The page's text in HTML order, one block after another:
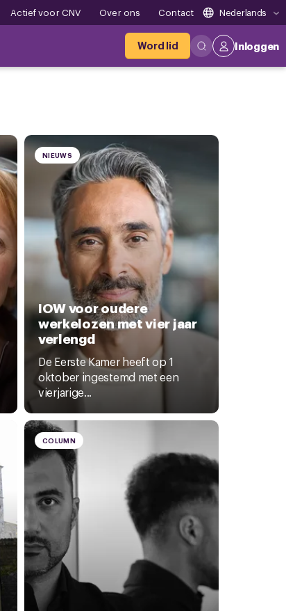
Actief voor CNV Over ons Contact Nederlands
Word lid Inloggen
NIEUWS
IOW voor oudere
werkelozen met vier jaar
verlengd
De Eerste Kamer heeft op 1
oktober ingestemd met een
vierjarige...
COLUMN